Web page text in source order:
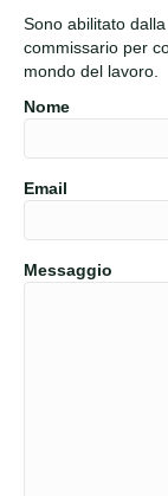
Sono abilitato
commissario per
mondo del lavoro.
Nome
Email
Messaggio